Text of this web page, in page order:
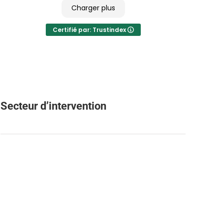
Charger plus
Certifié par: Trustindex
Secteur d’intervention